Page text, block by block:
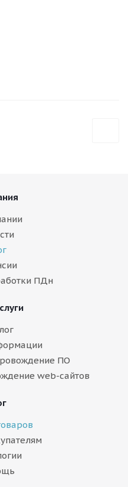
ПДн
ПО
web-сайтов